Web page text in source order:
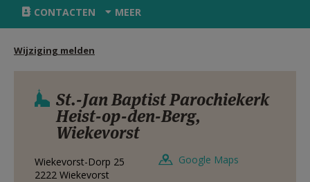
VIERINGEN
HULP
MIJN PAROCHIE
AANMELDEN OF REGISTREREN
CONTACTEN MEER
Wijziging melden
St.-Jan Baptist Parochiekerk
Heist-op-den-Berg,
Wiekevorst
Wiekevorst-Dorp 25
2222 Wiekevorst
Google Maps